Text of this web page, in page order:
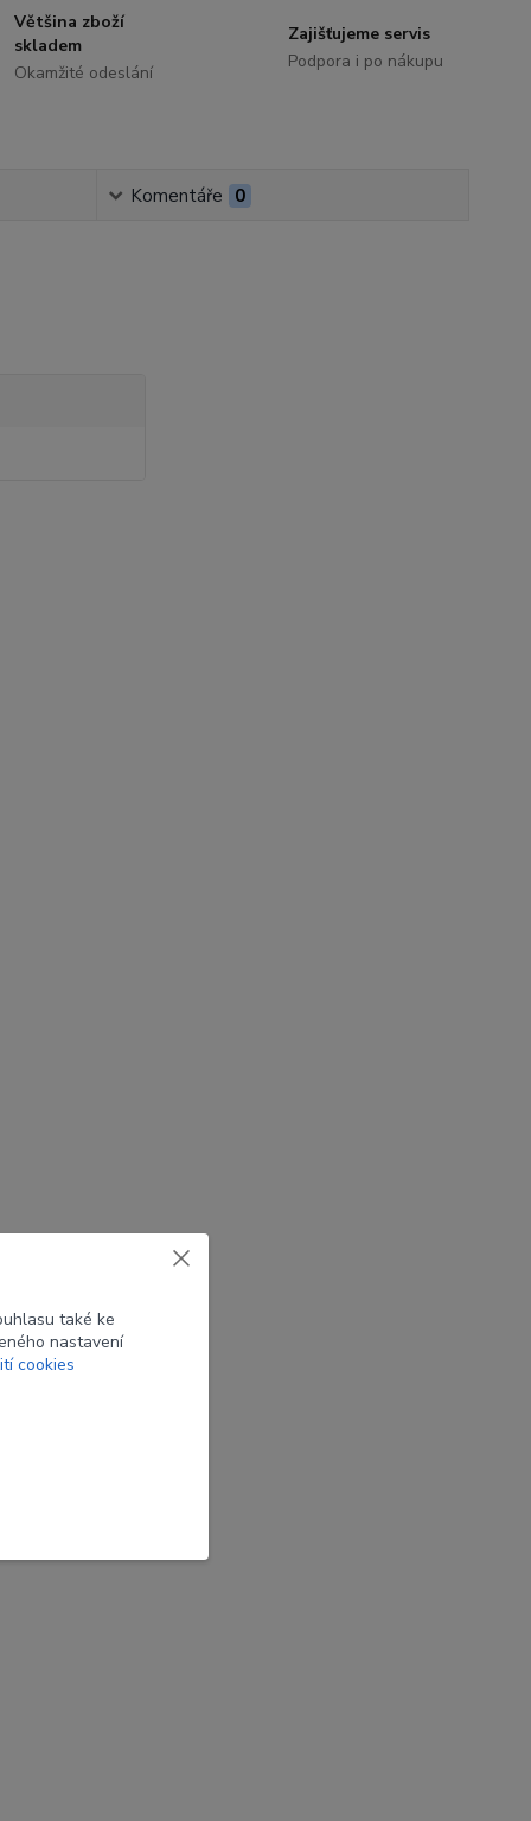
Většina zboží
skladem
Okamžité odeslání
Zajišťujeme servis
Podpora i po nákupu
Komentáře 0
také ke
nastavení
cookies